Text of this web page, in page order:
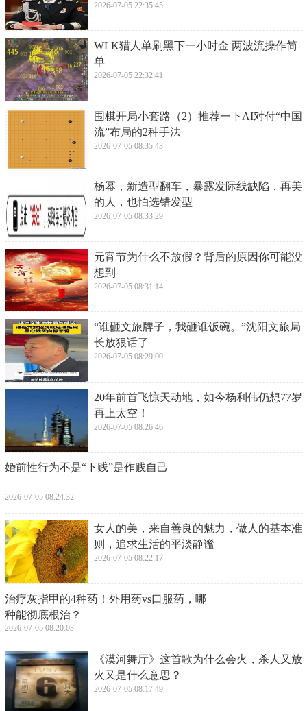
在这次事件中我们看到了公众对于明星形象的不同看
法和态度。但更重要的是我们看到了刘涛作为一个公
众人物在面对困难和挑战时所展现出的勇气和智慧。
她用自己的行动证明了即使在最困难的时刻也要保持
自信和从容不迫的态度。
结语：从容面对，展现真我
刘涛颁奖礼上肩带滑落这一事件虽然只是一个小插曲
但它却让我们看到了明星在公众场合所面临的压力和
挑战以及他们如何以更加成熟和自信的姿态应对这些
挑战。刘涛用自己的行动告诉我们无论遇到什么困难
和挑战都要保持自信和从容不迫的态度展现出真正的
自我。同时我们也应该学会尊重和理解每一个公众人
物在舞台上所付出的努力和汗水以及他们为了维护自
己的形象所做出的努力和牺牲。
相关标签：
上一篇：​警花张津瑜和吕总不雅聊天实录流出，对话露骨。最新消
息：已结婚
下一篇：​上甘岭战神蔡兴海：8勇士歼敌400，创1:133战损奇迹！
​警花张津瑜和吕总不雅聊天实录流出，对话
​WLK猎人单刷黑下一小时金 两波流操作简
单